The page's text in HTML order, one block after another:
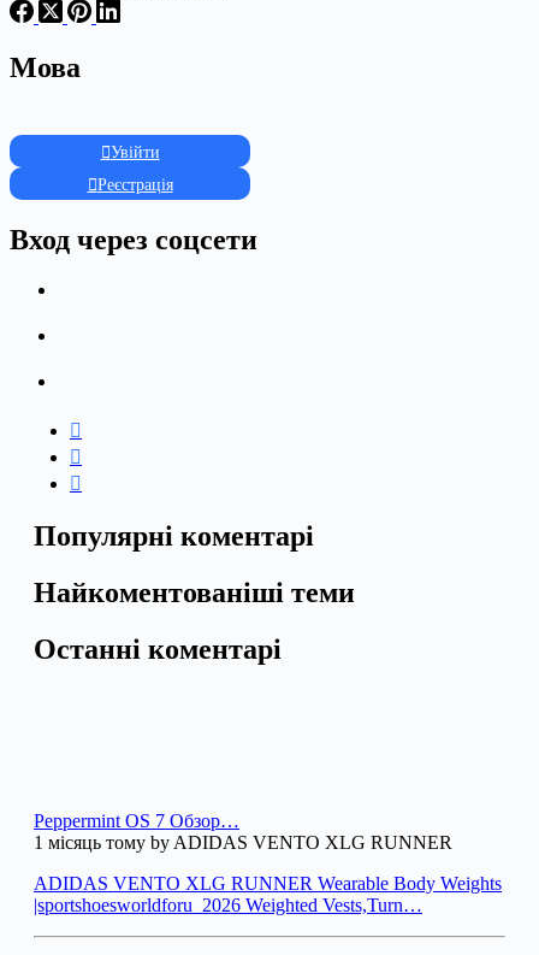
Мова
Увійти
Реєстрація
Вход через соцсети
Популярні коментарі
Найкоментованіші теми
Останні коментарі
Peppermint OS 7 Обзор…
1 місяць тому by ADIDAS VENTO XLG RUNNER
ADIDAS VENTO XLG RUNNER Wearable Body Weights
|sportshoesworldforu_2026 Weighted Vests,Turn…